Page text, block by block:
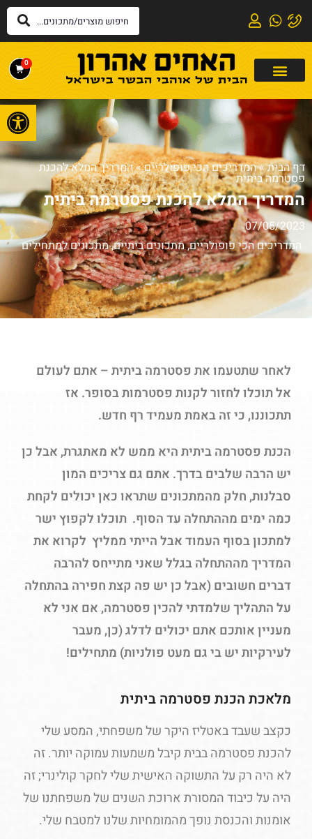
0
דף הבית»המדריכים הכי פופולריים»המדריך המלא להכנת
פסטרמה ביתית
המדריך המלא להכנת פסטרמה ביתית
07/05/2023
המדריכים הכי פופולריים,מתכונים ביתיים,מתכונים למתחילים
לאחר שתטעמו את פסטרמה ביתית – אתם לעולם
אל תוכלו לחזור לקנות פסטרמות בסופר. אז
תתכוננו, כי זה באמת מעמיד רף חדש.
הכנת פסטרמה ביתית היא ממש לא מאתגרת, אבל כן
יש הרבה שלבים בדרך. אתם גם צריכים המון
סבלנות, חלק מהמתכונים שתראו כאן יכולים לקחת
כמה ימים מההתחלה עד הסוף. תוכלו לקפוץ ישר
למתכון בסוף העמוד אבל הייתי ממליץ לקרוא את
המדריך מההתחלה בגלל שאני מתייחס להרבה
דברים חשובים (אבל כן יש פה קצת חפירה בהתחלה
על התהליך שלמדתי להכין פסטרמה, אם אני לא
מעניין אותכם אתם יכולים לדלג (כן, מעבר
לעירקיות יש בי גם מעט פולניות) מתחילים!
מלאכת הכנת פסטרמה ביתית
כקצב שעבד באטליז היקר של משפחתי, המסע שלי
להכנת פסטרמה בבית קיבל משמעות עמוקה יותר. זה
לא היה רק על התשוקה האישית שלי לחקר קולינרי; זה
היה על כיבוד המסורת ארוכת השנים של משפחתנו של
אומנות והכנסת נופך מהמומחיות שלנו למטבח שלי.